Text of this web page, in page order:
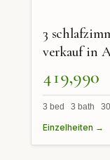
3
verkauf in
419,990
3 bed 3 bath
Einzelheiten →